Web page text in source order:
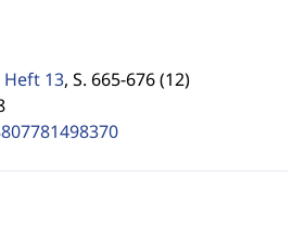
Heft 13, S. 665-676 (12)